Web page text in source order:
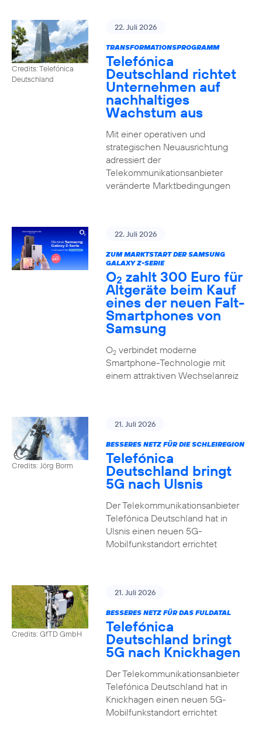
Credits: Telefónica
Deutschland
22. Juli 2026
TRANSFORMATIONSPROGRAMM
Telefónica
Deutschland richtet
Unternehmen auf
nachhaltiges
Wachstum aus
Mit einer operativen und
strategischen Neuausrichtung
adressiert der
Telekommunikationsanbieter
veränderte Marktbedingungen
22. Juli 2026
ZUM MARKTSTART DER SAMSUNG
GALAXY Z-SERIE
O2 zahlt 300 Euro für
Altgeräte beim Kauf
eines der neuen Falt-
Smartphones von
Samsung
O2verbindet moderne
Smartphone-Technologie mit
einem attraktiven Wechselanreiz
Credits: Jörg Borm
21. Juli 2026
BESSERES NETZ FÜR DIE SCHLEIREGION
Telefónica
Deutschland bringt
5G nach Ulsnis
Der Telekommunikationsanbieter
Telefónica Deutschland hat in
Ulsnis einen neuen 5G-
Mobilfunkstandort errichtet
Credits: GfTD GmbH
21. Juli 2026
BESSERES NETZ FÜR DAS FULDATAL
Telefónica
Deutschland bringt
5G nach Knickhagen
Der Telekommunikationsanbieter
Telefónica Deutschland hat in
Knickhagen einen neuen 5G-
Mobilfunkstandort errichtet